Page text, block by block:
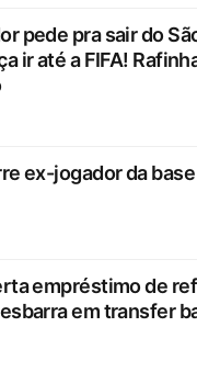
pede pra sair do
ir até a FIFA!
ex-jogador da
empréstimo de
em transfer